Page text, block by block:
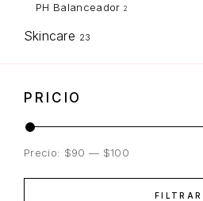
PH Balanceador 2
Skincare 23
PRICIO
FILTRAR
Precio: $90 — $100